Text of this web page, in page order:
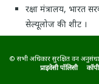
रक्षा मंत्रालय, भारत
सेल्यूलोज की शीट ।
© सभी अधिकार सुरक्षित वन
प्राइवेसी पॉलिसी